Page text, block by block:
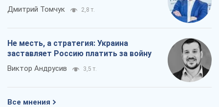
Дмитрий Томчук 2,8 т.
Не месть, а стратегия: Украина
заставляет Россию платить за войну
Виктор Андрусив 3,5 т.
Все мнения